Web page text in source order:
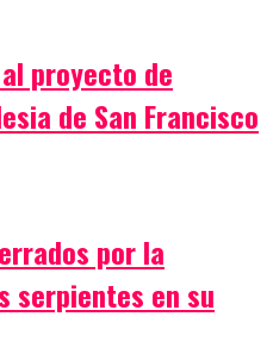
proyecto de
de San Francisco
por la
serpientes en su